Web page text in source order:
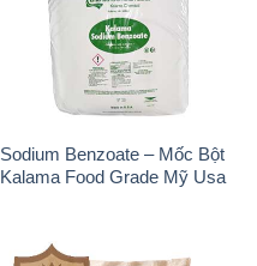
Sodium Benzoate – Mốc Bột
Kalama Food Grade Mỹ Usa